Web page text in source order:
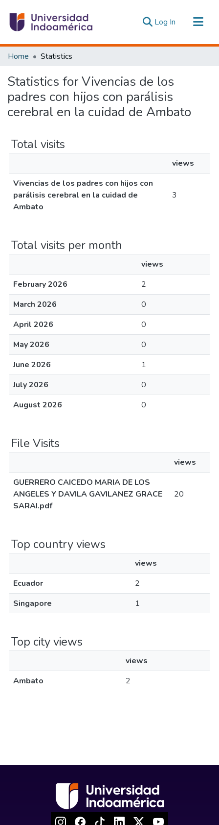
Log In (current)
Communities & Collections
Estadísticas Externas
Home Statistics
Statistics for Vivencias de los
padres con hijos con parálisis
cerebral en la cuidad de Ambato
Total visits
views
Vivencias de los padres con hijos con
parálisis cerebral en la cuidad de
Ambato
3
Total visits per month
views
February 2026
2
March 2026
0
April 2026
0
May 2026
0
June 2026
1
July 2026
0
August 2026
0
File Visits
views
GUERRERO CAICEDO MARIA DE LOS
ANGELES Y DAVILA GAVILANEZ GRACE
SARAI.pdf
20
Top country views
views
Ecuador
2
Singapore
1
Top city views
views
Ambato
2